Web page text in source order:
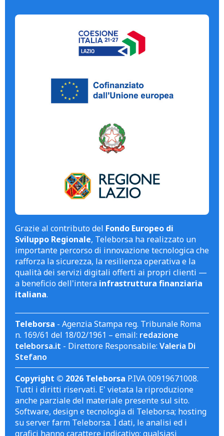
Grazie al contributo del Fondo Europeo di
Sviluppo Regionale, Teleborsa ha realizzato un
importante percorso di innovazione tecnologica che
rafforza la sicurezza, la resilienza operativa e la
qualità dei servizi digitali offerti ai propri clienti —
a beneficio dell'intera infrastruttura finanziaria
italiana.
Teleborsa - Agenzia Stampa reg. Tribunale Roma
n. 169/61 del 18/02/1961 – email: redazione
teleborsa.it - Direttore Responsabile: Valeria Di
Stefano
Copyright © 2026 Teleborsa P.IVA 00919671008.
Tutti i diritti riservati. E' vietata la riproduzione
anche parziale del materiale presente sul sito.
Software, design e tecnologia di Teleborsa; hosting
su server farm Teleborsa. I dati, le analisi ed i
grafici hanno carattere indicativo; qualsiasi